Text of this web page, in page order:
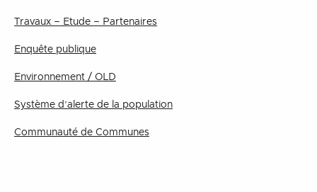
Travaux – Etude – Partenaires
Enquête publique
Environnement / OLD
Système d’alerte de la population
Communauté de Communes